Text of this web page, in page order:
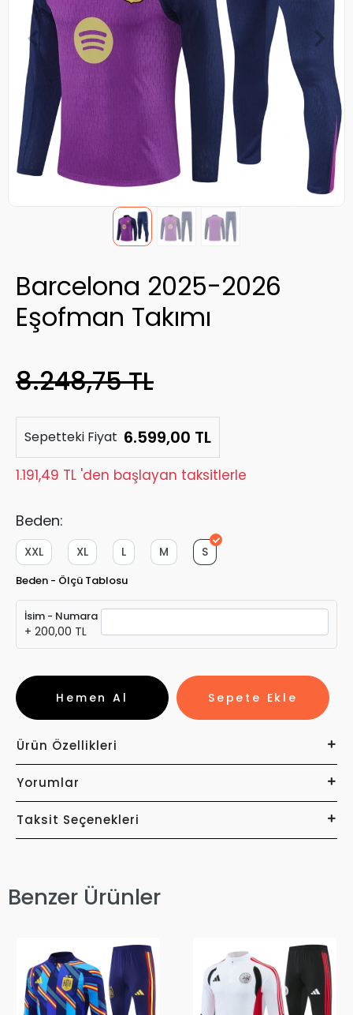
Barcelona 2025-2026
Eşofman Takımı
8.248,75 TL
Sepetteki Fiyat 6.599,00 TL
1.191,49 TL 'den başlayan taksitlerle
Beden:
S
M
L
XL
XXL
Beden - Ölçü Tablosu
İsim - Numara
+ 200,00 TL
Sepete Ekle
Hemen Al
Ürün Özellikleri
Yorumlar
Taksit Seçenekleri
Benzer Ürünler